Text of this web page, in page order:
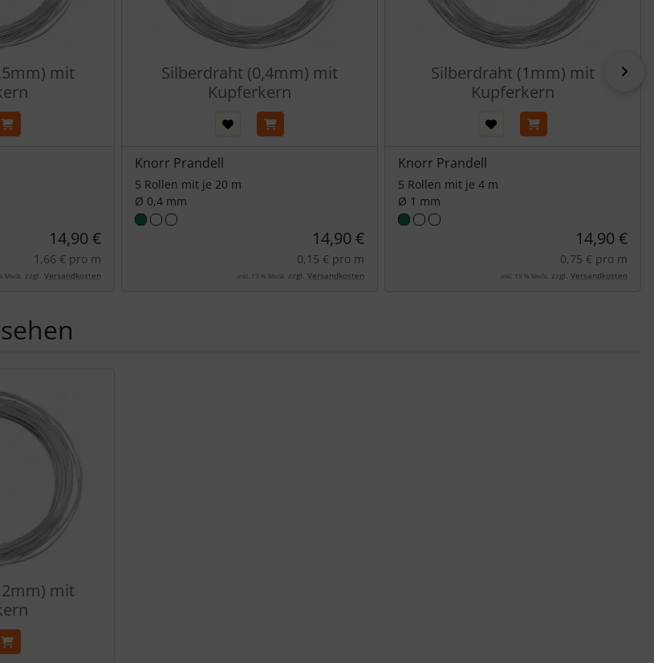
mit
14,90 €
1,66 € pro m
MwSt. zzgl. Versandkosten
Silberdraht (0,4mm) mit
Kupferkern
Knorr Prandell
5 Rollen mit je 20 m
Ø 0,4 mm
14,90 €
0,15 € pro m
inkl. 19 % MwSt. zzgl. Versandkosten
Silberdraht (1mm) mit
Kupferkern
Knorr Prandell
5 Rollen mit je 4 m
Ø 1 mm
14,90 €
0,75 € pro m
inkl. 19 % MwSt. zzgl. Versandkosten
mit